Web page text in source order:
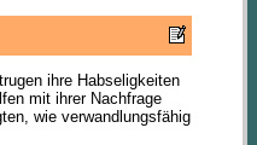
ihre Habseligkeiten
mit ihrer Nachfrage
wie verwandlungsfähig